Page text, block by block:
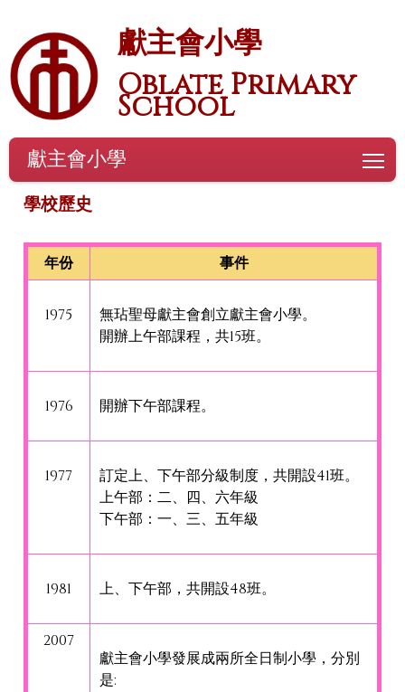
獻主會小學
Oblate Primary
School
獻主會小學
學校歷史
年份 事件
1975
無玷聖母獻主會創立獻主會小學。
開辦上午部課程，共15班。
1976 開辦下午部課程。
1977
訂定上、下午部分級制度，共開設41班。
上午部：二、四、六年級
下午部：一、三、五年級
1981 上、下午部，共開設48班。
2007
獻主會小學發展成兩所全日制小學，分別
是: